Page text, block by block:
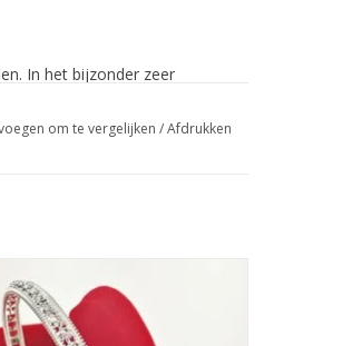
In het bijzonder zeer
om te vergelijken /Afdrukken
helemaal af te maken! De
Accessoire voor een Meisjesjurk.
stalen Tiara / Kroon voor